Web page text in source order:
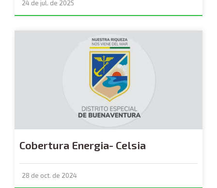
24 de jul. de 2025
Cobertura Energia- Celsia
28 de oct. de 2024